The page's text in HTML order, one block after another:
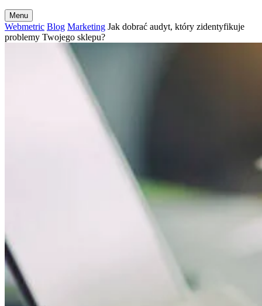
Menu
Webmetric Blog Marketing Jak dobrać audyt, który zidentyfikuje
problemy Twojego sklepu?